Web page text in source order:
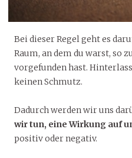
Bei dieser Regel geht es
Raum, an dem du warst, so
vorgefunden hast.
keinen Schmutz.
Dadurch werden wir uns
wir tun, eine Wirkung auf
positiv oder negativ.